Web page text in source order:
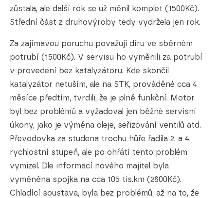
zůstala, ale další rok se už měnil komplet (1500Kč).
Střední část z druhovýroby tedy vydržela jen rok.
Za zajímavou poruchu považuji díru ve sběrném
potrubí (1500Kč). V servisu ho vyměnili za potrubí
v provedení bez katalyzátoru. Kde skončil
katalyzátor netuším, ale na STK, prováděné cca 4
měsíce předtím, tvrdili, že je plně funkční. Motor
byl bez problémů a vyžadoval jen běžné servisní
úkony, jako je výměna oleje, seřizování ventilů atd.
Převodovka za studena trochu hůře řadila 2. a 4.
rychlostní stupeň, ale po ohřátí tento problém
vymizel. Dle informací nového majitel byla
vyměněna spojka na cca 105 tis.km (2800Kč).
Chladící soustava, byla bez problémů, až na to, že